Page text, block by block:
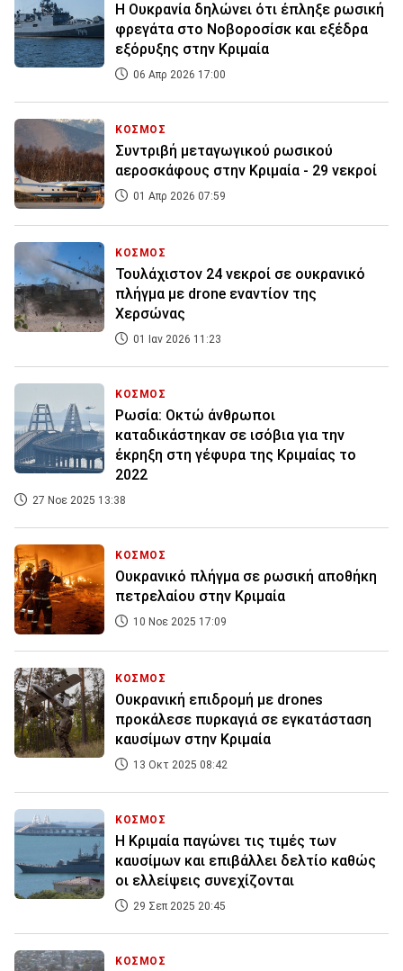
Η Ουκρανία δηλώνει ότι έπληξε ρωσική
φρεγάτα στο Νοβοροσίσκ και εξέδρα
εξόρυξης στην Κριμαία
06 Απρ 2026 17:00
ΚΟΣΜΟΣ
Συντριβή μεταγωγικού ρωσικού
αεροσκάφους στην Κριμαία - 29 νεκροί
01 Απρ 2026 07:59
ΚΟΣΜΟΣ
Τουλάχιστον 24 νεκροί σε ουκρανικό
πλήγμα με drone εναντίον της
Χερσώνας
01 Ιαν 2026 11:23
ΚΟΣΜΟΣ
Ρωσία: Οκτώ άνθρωποι
καταδικάστηκαν σε ισόβια για την
έκρηξη στη γέφυρα της Κριμαίας το
2022
27 Νοε 2025 13:38
ΚΟΣΜΟΣ
Ουκρανικό πλήγμα σε ρωσική αποθήκη
πετρελαίου στην Κριμαία
10 Νοε 2025 17:09
ΚΟΣΜΟΣ
Ουκρανική επιδρομή με drones
προκάλεσε πυρκαγιά σε εγκατάσταση
καυσίμων στην Κριμαία
13 Οκτ 2025 08:42
ΚΟΣΜΟΣ
Η Κριμαία παγώνει τις τιμές των
καυσίμων και επιβάλλει δελτίο καθώς
οι ελλείψεις συνεχίζονται
29 Σεπ 2025 20:45
ΚΟΣΜΟΣ